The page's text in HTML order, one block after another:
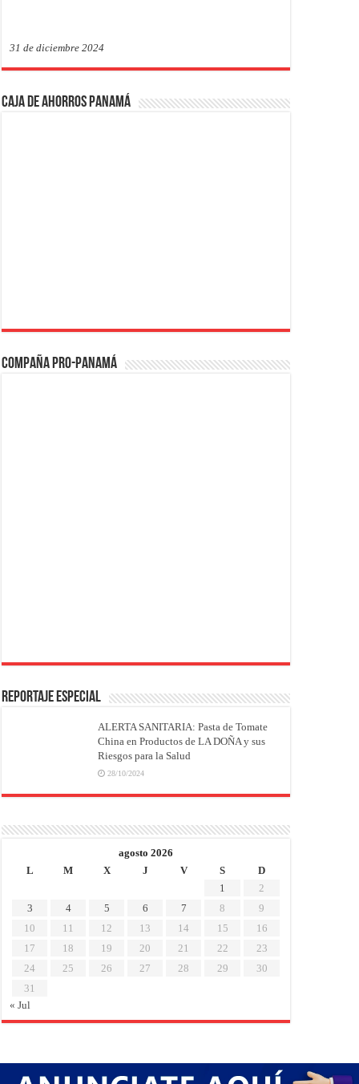
31 de diciembre 2024
Caja de Ahorros Panamá
Compaña PRO-Panamá
REPORTAJE ESPECIAL
ALERTA SANITARIA: Pasta de Tomate
China en Productos de LA DOÑA y sus
Riesgos para la Salud
28/10/2024
agosto 2026
L
M X J V S
D
1
2
3
4 5 6 7 8
9
10
11 12 13 14 15
16
17
18 19 20 21 22
23
24
25 26 27 28 29
30
31
« Jul